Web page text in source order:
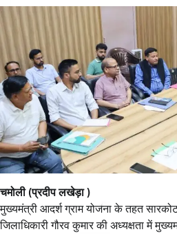
चमोली (प्रदीप लखेड़ा )
मुख्यमंत्री आदर्श ग्राम योजना के तहत सारकोट
जिलाधिकारी गौरव कुमार की अध्यक्षता में